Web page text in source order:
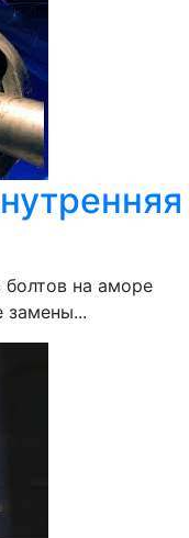
на аморе
замены...